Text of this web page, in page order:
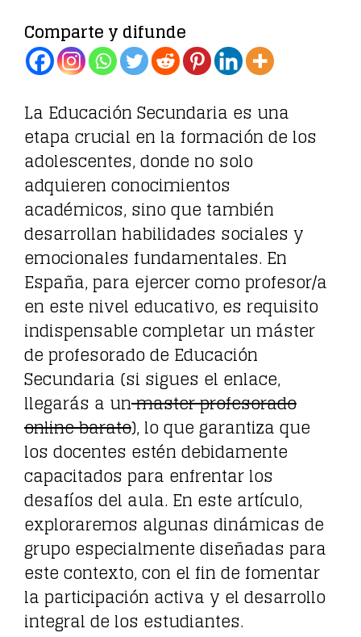
Comparte y difunde
La Educación Secundaria es una
etapa crucial en la formación de los
adolescentes, donde no solo
adquieren conocimientos
académicos, sino que también
desarrollan habilidades sociales y
emocionales fundamentales. En
España, para ejercer como profesor/a
en este nivel educativo, es requisito
indispensable completar un máster
de profesorado de Educación
Secundaria (si sigues el enlace,
llegarás a unmaster profesorado
online barato), lo que garantiza que
los docentes estén debidamente
capacitados para enfrentar los
desafíos del aula. En este artículo,
exploraremos algunas dinámicas de
grupo especialmente diseñadas para
este contexto, con el fin de fomentar
la participación activa y el desarrollo
integral de los estudiantes.